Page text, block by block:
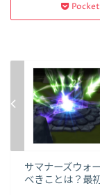
Pocket
サマナーズウォ
べきことは？最